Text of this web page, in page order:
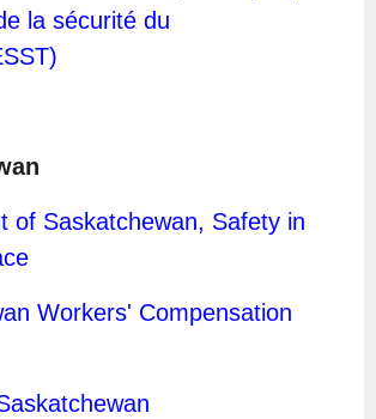
la sécurité du
of Saskatchewan, Safety in
Workers' Compensation